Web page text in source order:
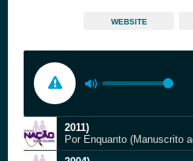
WEBSITE
2011)
Por Enquanto (Manuscrito